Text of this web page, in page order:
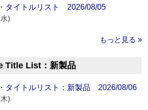
タイトルリスト 2026/08/05
)
もっと見る »
Title List：新製品
タイトルリスト：新製品 2026/08/06
)